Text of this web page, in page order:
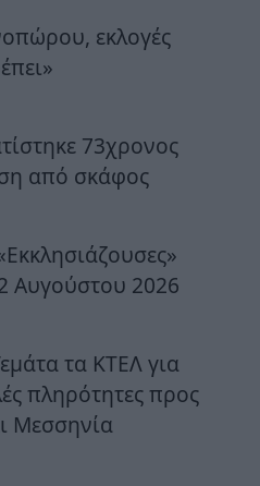
εκλογές
73χρονος
από σκάφος
Αυγούστου 2026
τα ΚΤΕΛ για
πληρότητες προς
Μεσσηνία